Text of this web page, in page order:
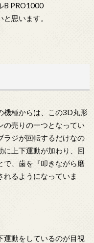
B PRO1000
思います。
機種からは、この3D丸形
の売りの一つとなってい
ラジが回転するだけなの
に上下運動が加わり、回
で、歯を『叩きながら磨
れるようになっていま
運動をしているのが目視